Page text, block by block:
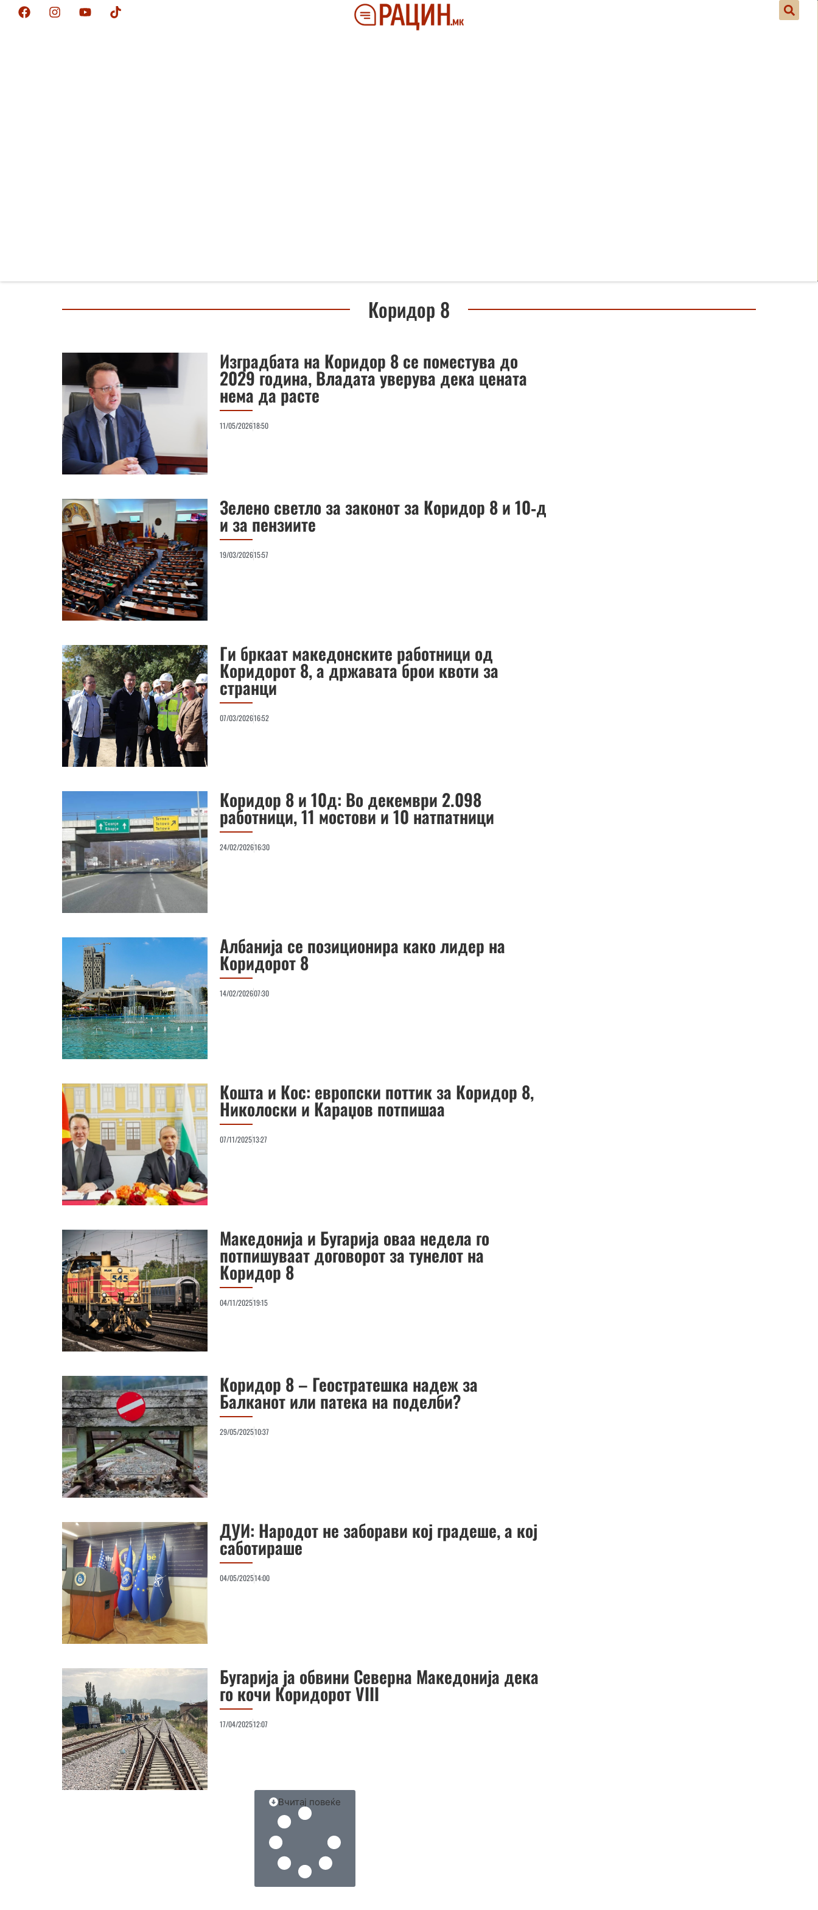
Коридор 8
Изградбата на Коридор 8 се поместува до
2029 година, Владата уверува дека цената
нема да расте
11/05/202618:50
Зелено светло за законот за Коридор 8 и 10‑д
и за пензиите
19/03/202615:57
Ги бркаат македонските работници од
Коридорот 8, а државата брои квоти за
странци
07/03/202616:52
Коридор 8 и 10д: Во декември 2.098
работници, 11 мостови и 10 натпатници
24/02/202616:30
Албанија се позиционира како лидер на
Коридорот 8
14/02/202607:30
Кошта и Кос: европски поттик за Коридор 8,
Николоски и Караџов потпишаа
07/11/202513:27
Македонија и Бугарија оваа недела го
потпишуваат договорот за тунелот на
Коридор 8
04/11/202519:15
Коридор 8 – Геостратешка надеж за
Балканот или патека на поделби?
29/05/202510:37
ДУИ: Народот не заборави кој градеше, а кој
саботираше
04/05/202514:00
Бугарија ја обвини Северна Македонија дека
го кочи Коридорот VIII
17/04/202512:07
Вчитај повеќе